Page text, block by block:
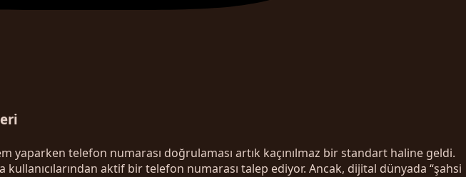
telefon numarası doğrulaması artık kaçınılmaz bir standart haline geldi.
aktif bir telefon numarası talep ediyor. Ancak, dijital dünyada “şahsi